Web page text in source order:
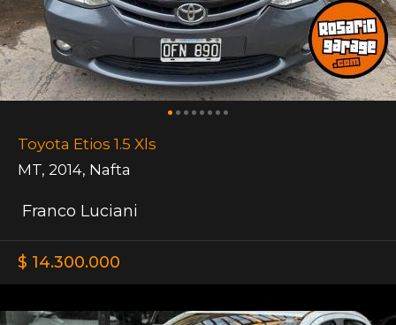
Toyota Etios 1.5 Xls
MT, 2014, Nafta
Franco Luciani
$ 14.300.000